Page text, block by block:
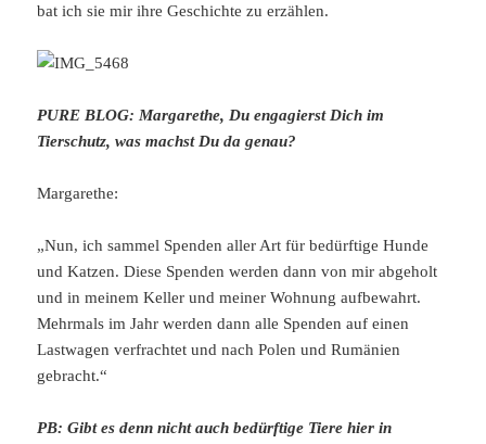
bat ich sie mir ihre Geschichte zu erzählen.
PURE BLOG: Margarethe, Du engagierst Dich im
Tierschutz, was machst Du da genau?
Margarethe:
„Nun, ich sammel Spenden aller Art für bedürftige Hunde
und Katzen. Diese Spenden werden dann von mir abgeholt
und in meinem Keller und meiner Wohnung aufbewahrt.
Mehrmals im Jahr werden dann alle Spenden auf einen
Lastwagen verfrachtet und nach Polen und Rumänien
gebracht.“
PB: Gibt es denn nicht auch bedürftige Tiere hier in